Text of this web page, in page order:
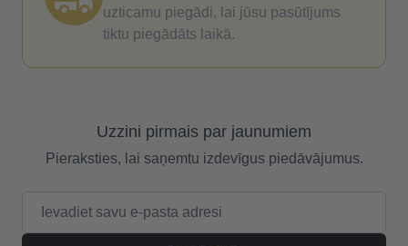
uzticamu piegādi, lai jūsu pasūtījums
tiktu piegādāts laikā.
Uzzini pirmais par jaunumiem
Pieraksties, lai saņemtu izdevīgus piedāvājumus.